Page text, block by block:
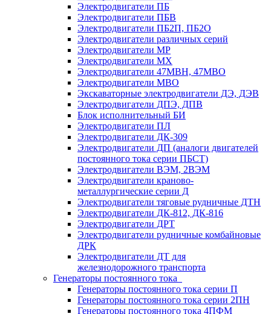
Электродвигатели ПБ
Электродвигатели ПБВ
Электродвигатели ПБ2П, ПБ2О
Электродвигатели различных серий
Электродвигатели МР
Электродвигатели MX
Электродвигатели 47MBH, 47МВО
Электродвигатели MBO
Экскаваторные электродвигатели ДЭ, ДЭВ
Электродвигатели ДПЭ, ДПВ
Блок исполнительный БИ
Электродвигатели ПЛ
Электродвигатели ДК-309
Электродвигатели ДП (аналоги двигателей
постоянного тока серии ПБСТ)
Электродвигатели ВЭМ, 2ВЭМ
Электродвигатели краново-
металлургические серии Д
Электродвигатели тяговые рудничные ДТН
Электродвигатели ДК-812, ДК-816
Электродвигатели ДРТ
Электродвигатели рудничные комбайновые
ДРК
Электродвигатели ДТ для
железнодорожного транспорта
Генераторы постоянного тока
Генераторы постоянного тока серии П
Генераторы постоянного тока серии 2ПН
Генераторы постоянного тока 4ПФМ